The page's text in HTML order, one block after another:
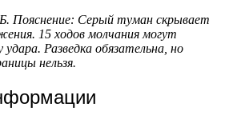
Пояснение: Серый туман скрывает
15 ходов молчания могут
Разведка обязательна, но
нельзя.